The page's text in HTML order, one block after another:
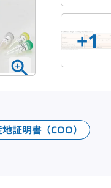
+1
証明書（COO）